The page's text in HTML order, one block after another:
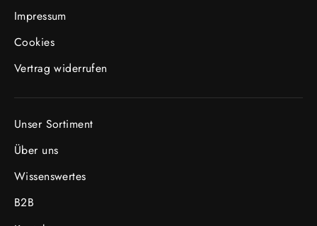
Impressum
Cookies
Vertrag widerrufen
Unser Sortiment
Über uns
Wissenswertes
B2B